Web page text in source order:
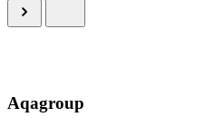
Aqagroup